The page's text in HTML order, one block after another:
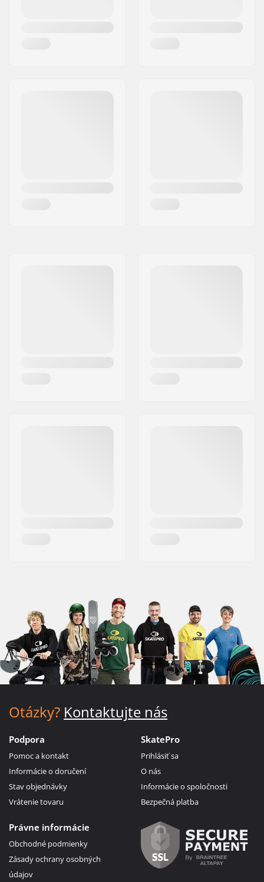
Otázky? Kontaktujte nás
Podpora
Pomoc a kontakt
Informácie o doručení
Stav objednávky
Vrátenie tovaru
SkatePro
Prihlásiť sa
O nás
Informácie o spoločnosti
Bezpečná platba
Právne informácie
Obchodné podmienky
Zásady ochrany osobných
údajov